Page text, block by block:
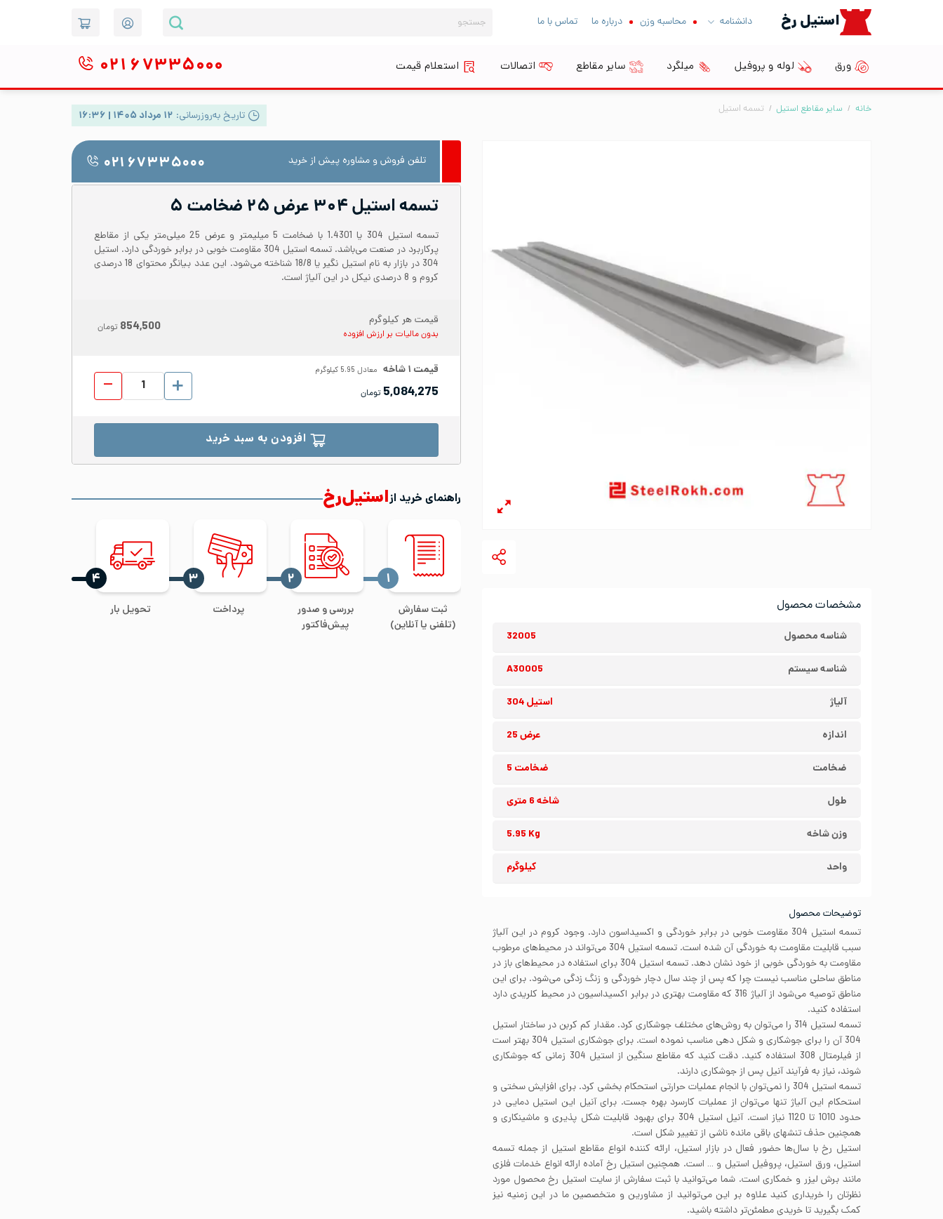
استیل رخ دانشنامه محاسبه وزن درباره ما تماس با ما
برای:
ورق لوله و پروفیل میلگرد سایر مقاطع اتصالات استعلام قیمت ۰۲۱ ۶۷۳۳۵۰۰۰
خانه / سایر مقاطع استیل / تسمه استیل تاریخ به‌روزرسانی: ۱۲ مرداد ۱۴۰۵ | ۱۶:۳۶
مشخصات محصول
شناسه محصول 32005
شناسه سیستم A30005
آلیاژ استیل 304
اندازه عرض 25
ضخامت ضخامت 5
طول شاخه 6 متری
وزن شاخه 5.95 Kg
واحد کیلوگرم
توضیحات محصول
تسمه استیل 304 مقاومت خوبی در برابر خوردگی و اکسیداسون دارد. وجود کروم در این آلیاژ
سبب قابلیت مقاومت به خوردگی آن شده است. تسمه استیل 304 می‌تواند در محیط‌های مرطوب
مقاومت به خوردگی خوبی از خود نشان دهد. تسمه استیل 304 برای استفاده در محیط‌های باز در
مناطق ساحلی مناسب نیست چرا که پس از چند سال دچار خوردگی و زنگ زدگی می‌شود. برای این
مناطق توصیه می‌شود از آلیاژ 316 که مقاومت بهتری در برابر اکسیداسیون در محیط کلریدی دارد
استفاده کنید.
تسمه لستیل 314 را می‌توان به روش‌های مختلف جوشکاری کرد. مقدار کم کربن در ساختار استیل
304 آن را برای جوشکاری و شکل دهی مناسب نموده است. برای جوشکاری استیل 304 بهتر است
از فیلرمتال 308 استفاده کنید. دقت کنید که مقاطع سنگین از استیل 304 زمانی که جوشکاری
شوند، نیاز به فرآیند آنیل پس از جوشکاری دارند.
تسمه استیل 304 را نمی‌توان با انجام عملیات حرارتی استحکام بخشی کرد. برای افزایش سختی و
استحکام این آلیاژ تنها می‌توان از عملیات کارسرد بهره جست. برای آنیل این استیل دمایی در
حدود 1010 تا 1120 نیاز است. آنیل استیل 304 برای بهبود قابلیت شکل پذیری و ماشینکاری و
همچنین حذف تنشهای باقی مانده ناشی از تغییر شکل است.
استیل رخ با سال‌ها حضور فعال در بازار استیل، ارائه کننده انواع مقاطع استیل از جمله تسمه
استیل، ورق استیل، پروفیل استیل و … است. همچنین استیل رخ آماده ارائه انواع خدمات فلزی
مانند برش لیزر و خمکاری است. شما می‌توانید با ثبت سفارش از سایت استیل رخ محصول مورد
نظرتان را خریداری کنید علاوه بر این می‌توانید از مشاورین و متخصصین ما در این زمنیه نیز
کمک بگیرید تا خریدی مطمئن‌تر داشته باشید.
تلفن فروش و مشاوره پیش از خرید ۰۲۱ ۶۷۳۳۵۰۰۰
تسمه استیل ۳۰۴ عرض ۲۵ ضخامت ۵
تسمه استیل 304 یا 1.4301 با ضخامت 5 میلیمتر و عرض 25 میلی‌متر یکی از مقاطع
پرکاربرد در صنعت می‌باشد. تسمه استیل 304 مقاومت خوبی در برابر خوردگی دارد. استیل
304 در بازار به نام استیل نگیر یا 18/8 شناخته می‌شود. این عدد بیانگر محتوای 18 درصدی
کروم و 8 درصدی نیکل در این آلیاژ است.
قیمت هر کیلوگرم
بدون مالیات بر ارزش افزوده 854,500 تومان
قیمت ۱شاخه معادل 5.95 کیلوگرم
5,084,275 تومان
تسمه استیل 304 عرض 25 ضخامت 5 عدد
افزودن به سبد خرید
راهنمای خرید ازاستیل‌رخ
ثبت سفارش
(تلفنی یا آنلاین)
‍۱
بررسی و صدور
پیش‌فاکتور
‍۲
پرداخت
‍۳
تحویل بار
‍۴